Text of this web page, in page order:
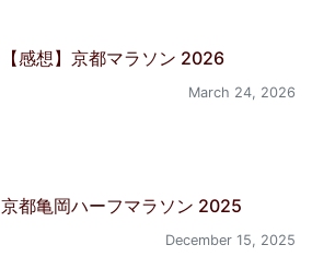
【感想】京都マラソン 2026
March 24, 2026
京都亀岡ハーフマラソン 2025
December 15, 2025